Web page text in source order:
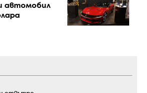
автомобил